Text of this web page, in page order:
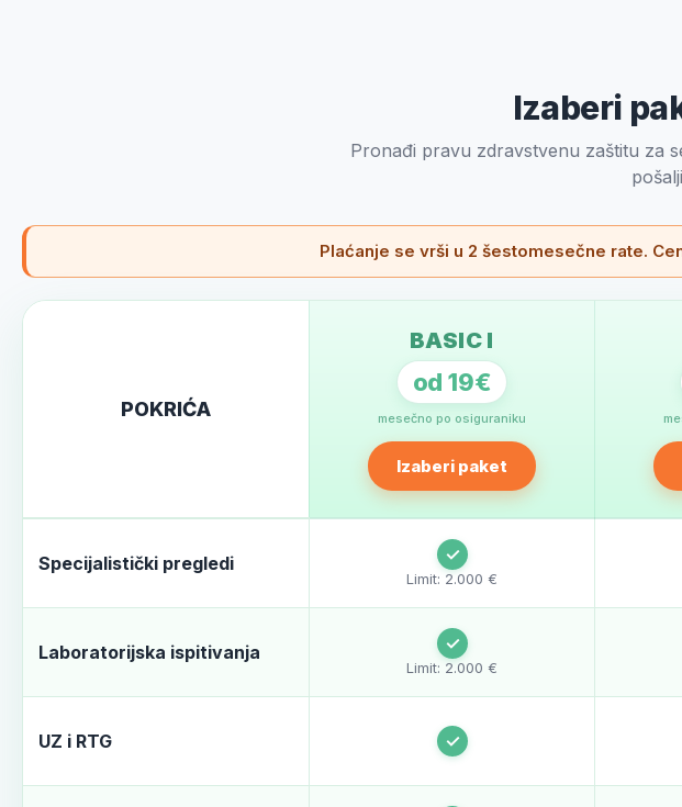
Izaberi
Pronađi pravu zdravstvenu zaštitu za
Plaćanje se vrši u 2 šestomesečne rate.
POKRIĆA
BASIC I
od 19€
mesečno po osiguraniku
Izaberi paket
Specijalistički pregledi ✓
Limit: 2.000 €
Laboratorijska ispitivanja ✓
Limit: 2.000 €
UZ i RTG ✓